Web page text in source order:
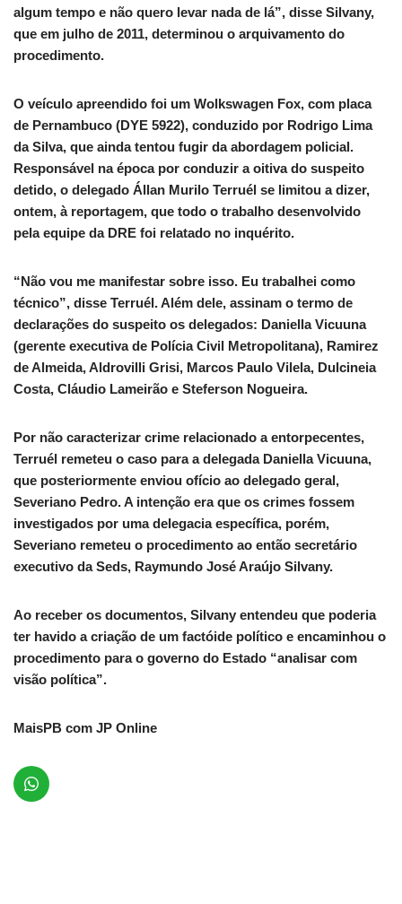
algum tempo e não quero levar nada de lá”, disse Silvany,
que em julho de 2011, determinou o arquivamento do
procedimento.
O veículo apreendido foi um Wolkswagen Fox, com placa
de Pernambuco (DYE 5922), conduzido por Rodrigo Lima
da Silva, que ainda tentou fugir da abordagem policial.
Responsável na época por conduzir a oitiva do suspeito
detido, o delegado Állan Murilo Terruél se limitou a dizer,
ontem, à reportagem, que todo o trabalho desenvolvido
pela equipe da DRE foi relatado no inquérito.
“Não vou me manifestar sobre isso. Eu trabalhei como
técnico”, disse Terruél. Além dele, assinam o termo de
declarações do suspeito os delegados: Daniella Vicuuna
(gerente executiva de Polícia Civil Metropolitana), Ramirez
de Almeida, Aldrovilli Grisi, Marcos Paulo Vilela, Dulcineia
Costa, Cláudio Lameirão e Steferson Nogueira.
Por não caracterizar crime relacionado a entorpecentes,
Terruél remeteu o caso para a delegada Daniella Vicuuna,
que posteriormente enviou ofício ao delegado geral,
Severiano Pedro. A intenção era que os crimes fossem
investigados por uma delegacia específica, porém,
Severiano remeteu o procedimento ao então secretário
executivo da Seds, Raymundo José Araújo Silvany.
Ao receber os documentos, Silvany entendeu que poderia
ter havido a criação de um factóide político e encaminhou o
procedimento para o governo do Estado “analisar com
visão política”.
MaisPB com JP Online